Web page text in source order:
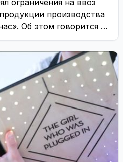
ограничения на ввоз
производства
Об этом говорится в
ведомства. ...